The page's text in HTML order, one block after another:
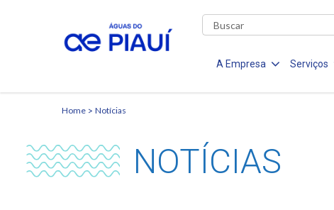
A Empresa Serviços
Home Notícias
NOTÍCIAS